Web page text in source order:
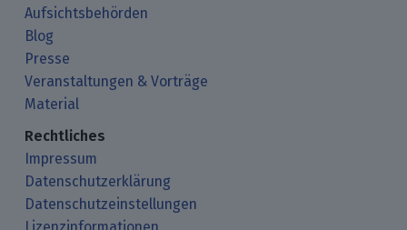
Aufsichtsbehörden
Blog
Presse
Veranstaltungen & Vorträge
Material
Rechtliches
Impressum
Datenschutzerklärung
Datenschutzeinstellungen
Lizenzinformationen